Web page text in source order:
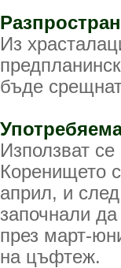
Из
бъде
Използват
Коренището
април, и
започнали
през март-
на цъфтеж.